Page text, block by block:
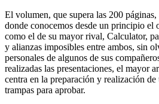
El volumen, que supera las 200
donde conocemos desde un principio el
como el de su mayor rival, Calculator,
y alianzas imposibles entre ambos, sin
personales de algunos de sus
realizadas las presentaciones, el mayor
centra en la preparación y realización de
trampas para aprobar.